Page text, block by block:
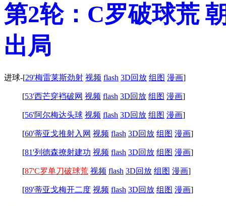
第2轮：C罗破球荒
出局
进球-[29'梅雷莱斯劲射 视频 flash 3D回放 组图 漫画]
[53'西芒穿裆破网 视频 flash 3D回放 组图 漫画]
[56'阿尔梅达头球 视频 flash 3D回放 组图 漫画]
[60'蒂亚戈推射入网 视频 flash 3D回放 组图 漫画]
[81'列德森撩射建功 视频 flash 3D回放 组图 漫画]
[87'C罗单刀破球荒 视频 flash 3D回放 组图 漫画]
[89'蒂亚戈梅开二度 视频 flash 3D回放 组图 漫画]